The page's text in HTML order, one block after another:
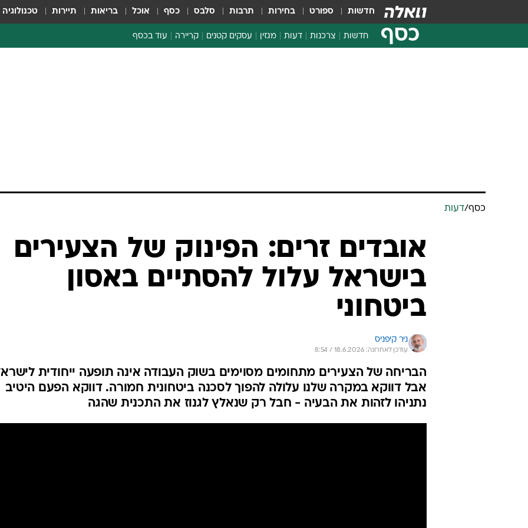
חדשות ספורט בחירות תרבות סלבס כסף אוכל בריאות תיירות טכנולוגיה
כסף חדשות צרכנות דעות מגזין עסקים קטנים קריירה עוד בכסף
כסף/דעות
אובדים זרים: הפינוק של הצעירים
בישראל עלול להסתיים באסון
ביטחוני
ניר קיפניס
עודכן לאחרונה: 18.6.2026 / 8:54
הבריחה של הצעירים מתחומים מסוימים בשוק העבודה אינה תופעה ייחודית
אבל דווקא במקרה שלנו עלולה להפוך לסכנה ביטחונית חמורה. דווקא הפעם היטיב
נתניהו לזהות את הבעיה - חבל רק שנאלץ לגנוז את התכנית שהגה